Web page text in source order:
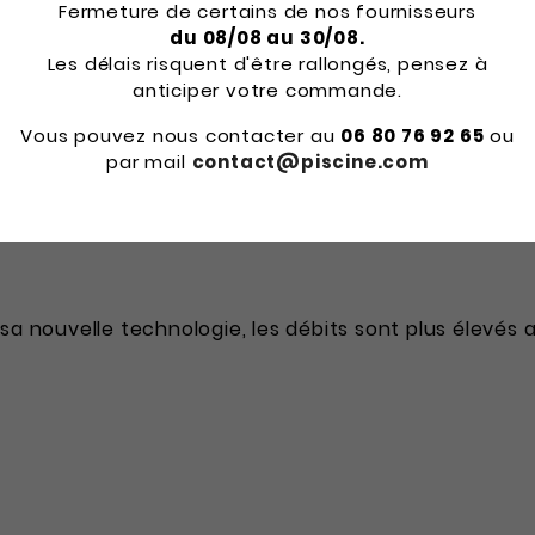
couvercle transparent, d’un raccord entrée
Sa conception robuste la rend compatible avec
à toutes les tailles de piscine, la pompe BADU
nouvelle technologie, les débits sont plus élevés
Fermeture de certains de nos fournisseurs
du 08/08 au 30/08.
Les délais risquent d'être rallongés, pensez à
anticiper votre commande.
Vous pouvez nous contacter au 06 80 76 92 65 ou
par mail contact@piscine.com